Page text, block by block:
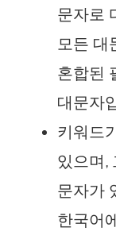
문자로
모든 대
혼합된
대문자
키워드
있으며,
문자가
한국어